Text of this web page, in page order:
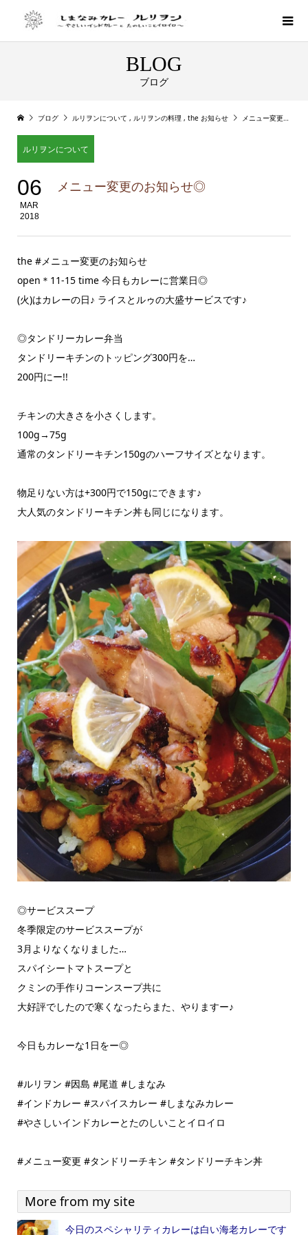
BLOG
ブログ
ブログ ルリヲンについて , ルリヲンの料理 , the お知らせ メニュー変更のお知らせ◎
ルリヲンについて
06
MAR
2018
メニュー変更のお知らせ◎
the #メニュー変更のお知らせ
open＊11-15 time 今日もカレーに営業日◎
(火)はカレーの日♪ ライスとルゥの大盛サービスです♪
◎タンドリーカレー弁当
タンドリーキチンのトッピング300円を…
200円にー!!
チキンの大きさを小さくします。
100g→75g
通常のタンドリーキチン150gのハーフサイズとなります。
物足りない方は+300円で150gにできます♪
大人気のタンドリーキチン丼も同じになります。
◎サービススープ
冬季限定のサービススープが
3月よりなくなりました…
スパイシートマトスープと
クミンの手作りコーンスープ共に
大好評でしたので寒くなったらまた、やりますー♪
今日もカレーな1日をー◎
#ルリヲン #因島 #尾道 #しまなみ
#インドカレー #スパイスカレー #しまなみカレー
#やさしいインドカレーとたのしいことイロイロ
#メニュー変更 #タンドリーチキン #タンドリーチキン丼
More from my site
今日のスペシャリティカレーは白い海老カレーです